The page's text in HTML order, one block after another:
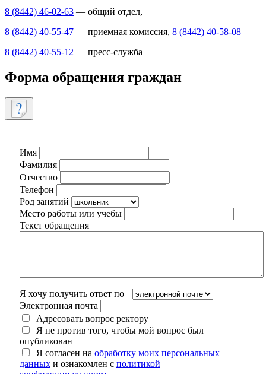
8 (8442) 46-02-63 — общий отдел,
8 (8442) 40-55-47 — приемная комиссия, 8 (8442) 40-58-08
8 (8442) 40-55-12 — пресс-служба
Форма обращения граждан
Имя
Фамилия
Отчество
Телефон
Род занятий
Место работы или учебы
Текст обращения
Я хочу получить ответ по
Электронная почта
Адресовать вопрос ректору
Я не против того, чтобы мой вопрос был
опубликован
Я согласен на обработку моих персональных
данных и ознакомлен с политикой